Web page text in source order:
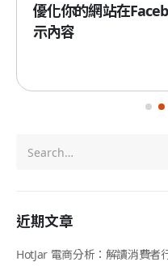
優化你的網站在
示內容
近期文章
HotJar 電商分析：解讀消費者